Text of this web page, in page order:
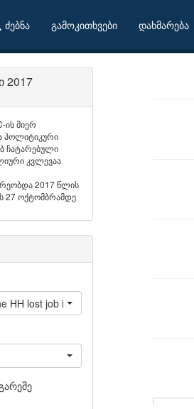
ძებნა გამოკითხვები დახმარება
2017
ის მიერ
პოლიტიკური
ჩატარებული
კვლევაა
2017 წლის
27 ოქტომბრამდე
HH lost job in the last 12 month?